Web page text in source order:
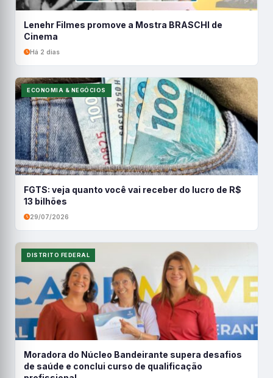
Lenehr Filmes promove a Mostra BRASCHI de
Cinema
Há 2 dias
ECONOMIA & NEGÓCIOS
FGTS: veja quanto você vai receber do lucro de R$
13 bilhões
29/07/2026
DISTRITO FEDERAL
Moradora do Núcleo Bandeirante supera desafios
de saúde e conclui curso de qualificação